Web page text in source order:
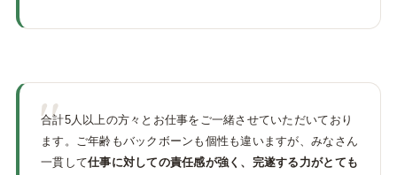
"
合計5人以上の方々とお仕事をご一緒させていただいており
ます。ご年齢もバックボーンも個性も違いますが、みなさん
一貫して仕事に対しての責任感が強く、完遂する力がとても